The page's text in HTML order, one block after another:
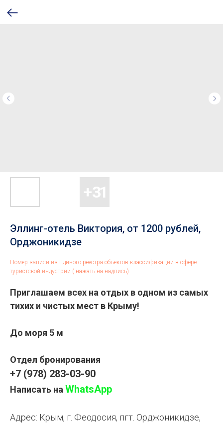
Эллинг-отель Виктория, от 1200 рублей,
Орджоникидзе
Номер записи из Единого реестра объектов классификации в сфере
туристской индустрии ( нажать на надпись)
Приглашаем всех на отдых в одном из самых
тихих и чистых мест в Крыму!
До моря 5 м
Отдел бронирования
+7 (978) 283-03-90
Написать на WhatsApp
Адрес: Крым, г. Феодосия, пгт. Орджоникидзе,